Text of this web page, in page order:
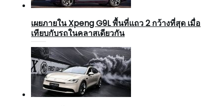
เผยภายใน Xpeng G9L พื้นที่แถว 2 กว้างที่สุด เมื่อ
เทียบกับรถในคลาสเดียวกัน